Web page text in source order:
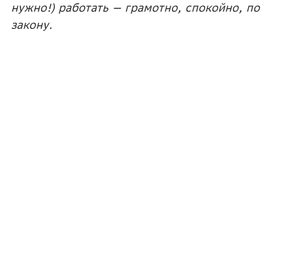
нужно!) работать — грамотно, спокойно, по
закону.